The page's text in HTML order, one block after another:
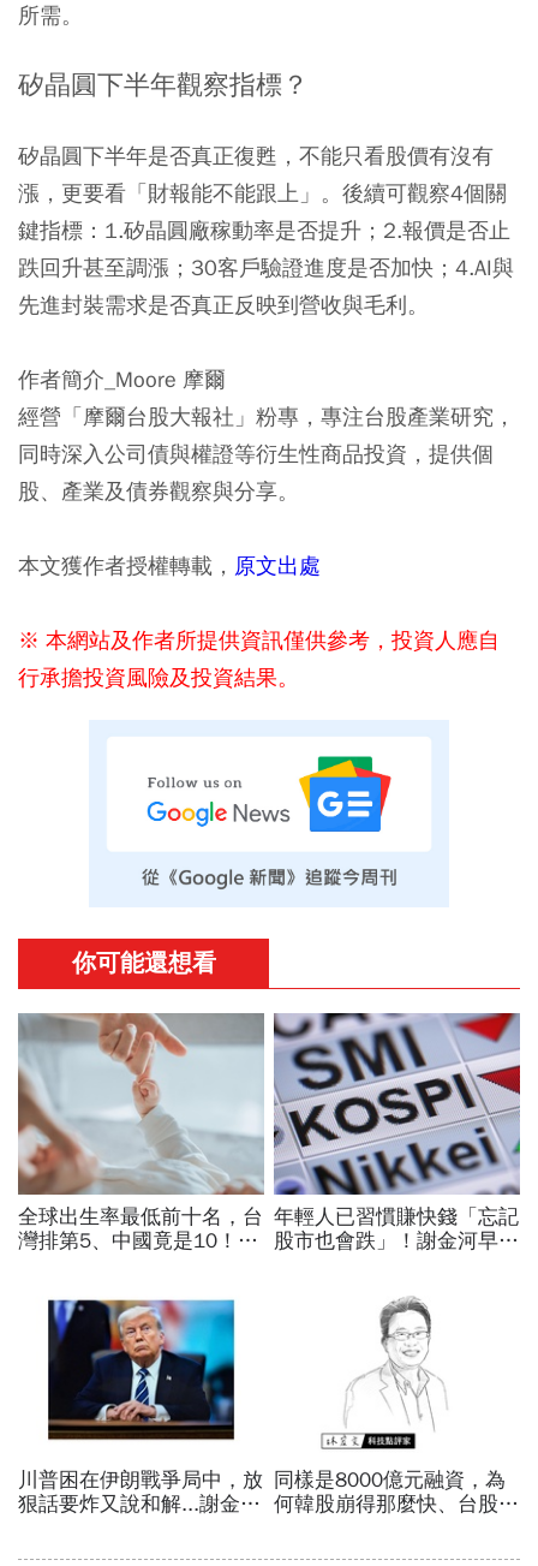
所需。
矽晶圓下半年觀察指標？
矽晶圓下半年是否真正復甦，不能只看股價有沒有
漲，更要看「財報能不能跟上」。後續可觀察4個關
鍵指標：1.矽晶圓廠稼動率是否提升；2.報價是否止
跌回升甚至調漲；30客戶驗證進度是否加快；4.AI與
先進封裝需求是否真正反映到營收與毛利。
作者簡介_Moore 摩爾
經營「摩爾台股大報社」粉專，專注台股產業研究，
同時深入公司債與權證等衍生性商品投資，提供個
股、產業及債券觀察與分享。
本文獲作者授權轉載， 原文出處
※ 本網站及作者所提供資訊僅供參考，投資人應自
行承擔投資風險及投資結果。